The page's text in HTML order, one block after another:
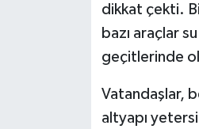
dikkat çekti.
bazı araçlar
geçitlerinde
Vatandaşlar,
altyapı